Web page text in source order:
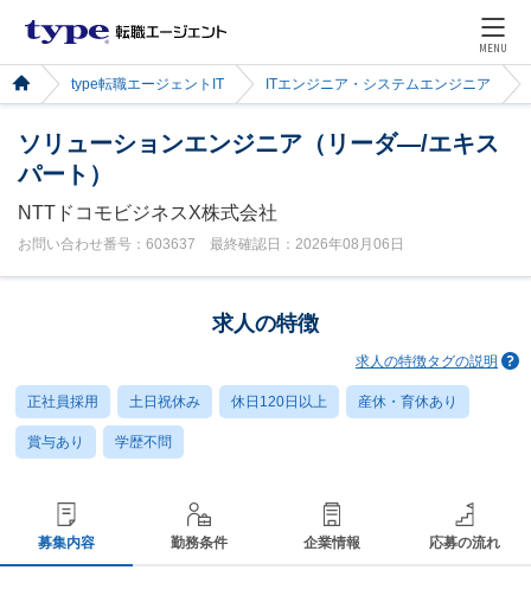
MENU
type転職エージェントIT ITエンジニア・システムエンジニア
ソリューションエンジニア（リーダ―/エキス
パート）
NTTドコモビジネスX株式会社
お問い合わせ番号：603637 最終確認日：2026年08月06日
求人の特徴
求人の特徴タグの説明
正社員採用 土日祝休み 休日120日以上 産休・育休あり
賞与あり 学歴不問
募集内容 勤務条件 企業情報 応募の流れ